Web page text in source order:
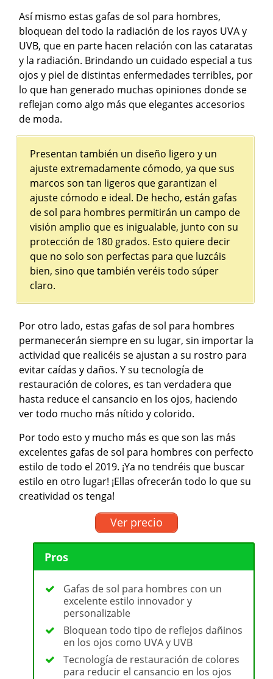
Así mismo estas gafas de sol para hombres,
bloquean del todo la radiación de los rayos UVA y
UVB, que en parte hacen relación con las cataratas
y la radiación. Brindando un cuidado especial a tus
ojos y piel de distintas enfermedades terribles, por
lo que han generado muchas opiniones donde se
reflejan como algo más que elegantes accesorios
de moda.
Presentan también un diseño ligero y un
ajuste extremadamente cómodo, ya que sus
marcos son tan ligeros que garantizan el
ajuste cómodo e ideal. De hecho, están gafas
de sol para hombres permitirán un campo de
visión amplio que es inigualable, junto con su
protección de 180 grados. Esto quiere decir
que no solo son perfectas para que luzcáis
bien, sino que también veréis todo súper
claro.
Por otro lado, estas gafas de sol para hombres
permanecerán siempre en su lugar, sin importar la
actividad que realicéis se ajustan a su rostro para
evitar caídas y daños. Y su tecnología de
restauración de colores, es tan verdadera que
hasta reduce el cansancio en los ojos, haciendo
ver todo mucho más nítido y colorido.
Por todo esto y mucho más es que son las más
excelentes gafas de sol para hombres con perfecto
estilo de todo el 2019. ¡Ya no tendréis que buscar
estilo en otro lugar! ¡Ellas ofrecerán todo lo que su
creatividad os tenga!
Ver precio
Pros
Gafas de sol para hombres con un
excelente estilo innovador y
personalizable
Bloquean todo tipo de reflejos dañinos
en los ojos como UVA y UVB
Tecnología de restauración de colores
para reducir el cansancio en los ojos